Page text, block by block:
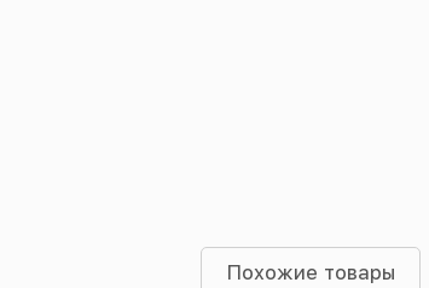
Похожие товары